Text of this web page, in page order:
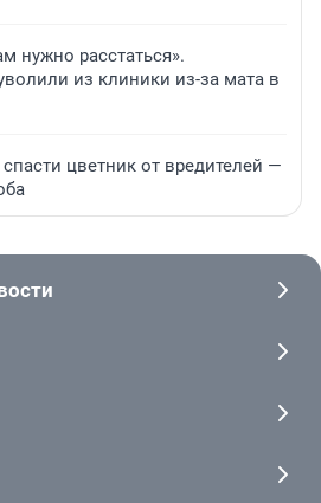
нужно расстаться».
из клиники из-за мата в
цветник от вредителей —